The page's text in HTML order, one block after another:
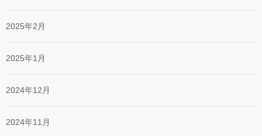
2025年2月
2025年1月
2024年12月
2024年11月